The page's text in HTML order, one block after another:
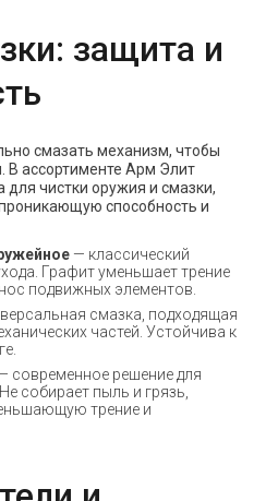
защита и
смазать механизм, чтобы
В ассортименте Арм Элит
чистки оружия и смазки,
способность и
— классический
Графит уменьшает трение
подвижных элементов.
смазка, подходящая
частей. Устойчива к
современное решение для
собирает пыль и грязь,
трение и